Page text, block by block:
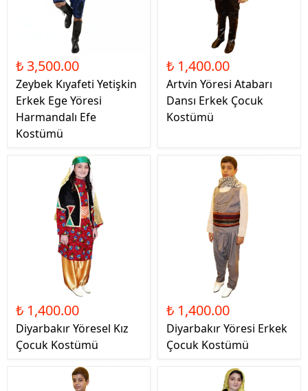
₺ 3,500.00
Zeybek Kıyafeti Yetişkin
Erkek Ege Yöresi
Harmandalı Efe
Kostümü
₺ 1,400.00
Artvin Yöresi Atabarı
Dansı Erkek Çocuk
Kostümü
₺ 1,400.00
Diyarbakır Yöresel Kız
Çocuk Kostümü
₺ 1,400.00
Diyarbakır Yöresi Erkek
Çocuk Kostümü